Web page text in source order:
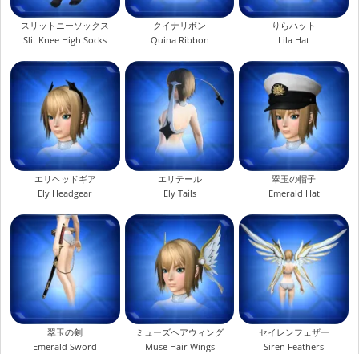
スリットニーソックス
Slit Knee High Socks
クイナリボン
Quina Ribbon
りらハット
Lila Hat
エリヘッドギア
Ely Headgear
エリテール
Ely Tails
翠玉の帽子
Emerald Hat
翠玉の剣
Emerald Sword
ミューズヘアウィング
Muse Hair Wings
セイレンフェザー
Siren Feathers